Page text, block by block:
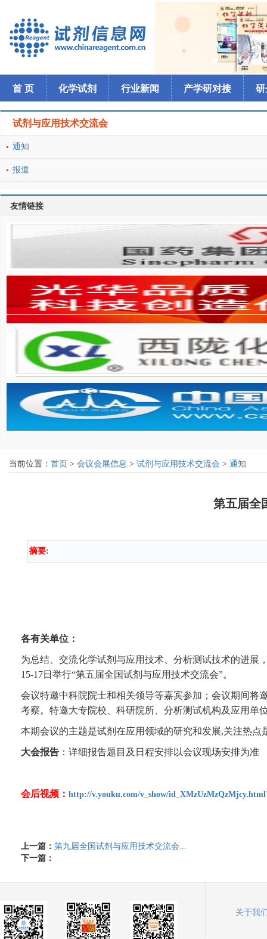
首 页 化学试剂 行业新闻 产学研对接 研
试剂与应用技术交流会
通知
报道
友情链接
当前位置： 首页 > 会议会展信息 > 试剂与应用技术交流会 > 通知
第五届全
摘要:
各有关单位：
为总结、交流化学试剂与应用技术、分析测试技术的进展
15-17日举行“第五届全国试剂与应用技术交流会”。
会议特邀中科院院士和相关领导等嘉宾参加；会议期间将
考察。 特邀大专院校、科研院所、分析测试机构及应用单
本期会议的主题是试剂在应用领域的研究和发展,关注热点
大会报告 ：详细报告题目及日程安排以会议现场安排为准
会后视频： http://v.youku.com/v_show/
上一篇： 第九届全国试剂与应用技术交流会...
下一篇：
关于我